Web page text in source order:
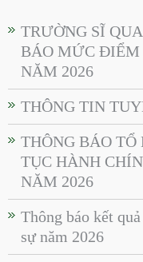
TRƯỜNG SĨ
BÁO MỨC ĐIỂM
NĂM 2026
THÔNG TIN
THÔNG BÁO
TỤC HÀNH
NĂM 2026
Thông báo kết
sự năm 2026